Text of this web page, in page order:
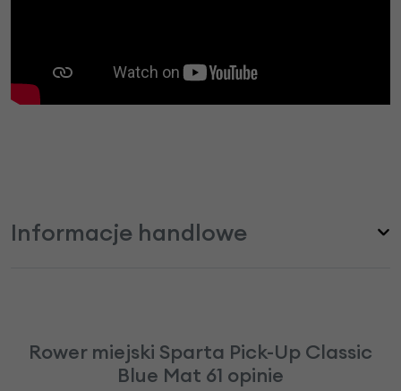
Informacje handlowe
Rower miejski Sparta Pick-Up Classic
Blue Mat 61 opinie